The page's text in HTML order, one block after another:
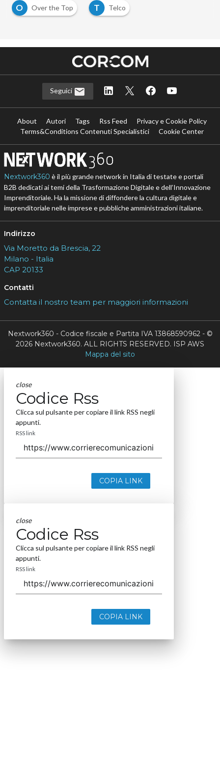
O
Over the Top T Telco
Seguici
About Autori Tags Rss Feed
Privacy e Cookie Policy
Terms&Conditions Contenuti Specialistici
Cookie Center
Nextwork360 è il più grande network in Italia di testate e portali
B2B dedicati ai temi della Trasformazione Digitale e dell’Innovazione
Imprenditoriale. Ha la missione di diffondere la cultura digitale e
imprenditoriale nelle imprese e pubbliche amministrazioni italiane.
Indirizzo
Via Moretto da Brescia, 22
Milano - Italia
CAP 20133
Contatti
Contatta il nostro team per maggiori informazioni
Nextwork360 - Codice fiscale e Partita IVA 13868590962 - ©
2026 Nextwork360. ALL RIGHTS RESERVED. ISP AWS
Mappa del sito
close
Codice Rss
Clicca sul pulsante per copiare il link RSS negli
appunti.
RSS link
COPIA LINK
close
Codice Rss
Clicca sul pulsante per copiare il link RSS negli
appunti.
RSS link
COPIA LINK